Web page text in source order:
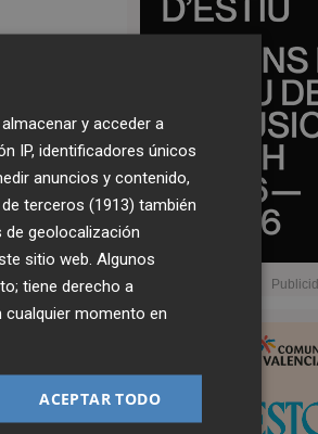
y acceder a
IP, identificadores únicos
anuncios y contenido,
terceros (1913) también
geolocalización
sitio web. Algunos
tiene derecho a
cualquier momento en
ACEPTAR TODO